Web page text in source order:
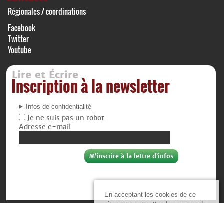
En acceptant les cookies de ce
Régionales / coordinations
Facebook
Twitter
Youtube
Lire et Écrire
Inscription à la newsletter
Infos de confidentialité
Je ne suis pas un robot
Adresse e-mail